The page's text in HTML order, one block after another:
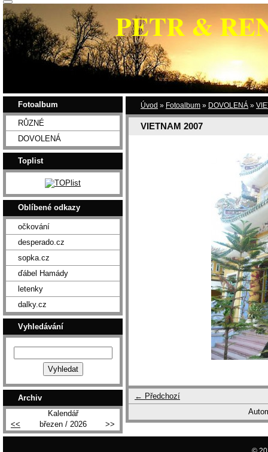
PETR &
Úvod » Fotoalbum » DOVOLENÁ »
VIETNAM 2007
← Předchozí
Fotoalbum
RŮZNÉ
DOVOLENÁ
Toplist
Oblíbené odkazy
očkování
desperado.cz
sopka.cz
ďábel Hamády
letenky
dalky.cz
Vyhledávání
Archiv
Kalendář
<<
březen / 2026 >>